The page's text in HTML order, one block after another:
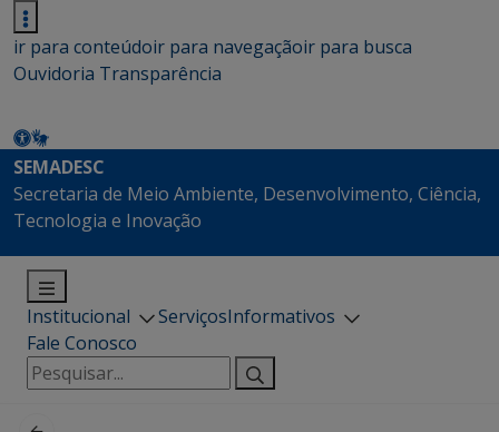
ir para conteúdoir para navegaçãoir para busca
Ouvidoria Transparência
SEMADESC
Secretaria de Meio Ambiente, Desenvolvimento, Ciência,
Tecnologia e Inovação
Institucional ServiçosInformativos
Fale Conosco
Pesquisar
por: